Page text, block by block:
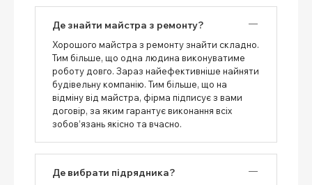
Де знайти майстра з ремонту?
Хорошого майстра з ремонту знайти складно.
Тим більше, що одна людина виконуватиме
роботу довго. Зараз найефективніше найняти
будівельну компанію. Тим більше, що на
відміну від майстра, фірма підписує з вами
договір, за яким гарантує виконання всіх
зобов’язань якісно та вчасно.
Де вибрати підрядника?